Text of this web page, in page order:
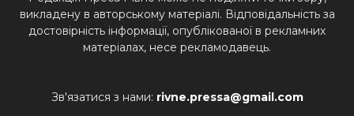
викладену в авторському матеріалі. Відповідальність за
достовірність інформації, опублікованої в рекламних
матеріалах, несе рекламодавець.
Зв'язатися з нами: rivne.pressa@gmail.com